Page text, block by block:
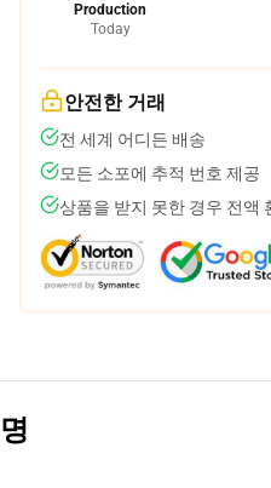
Production
Today
안전한 거래
전 세계 어디든 배송
모든 소포에 추적 번호 제공
상품을 받지 못한 경우 전액